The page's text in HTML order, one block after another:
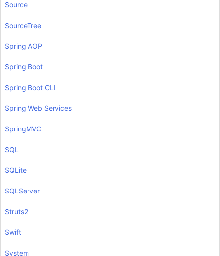
Source
SourceTree
Spring AOP
Spring Boot
Spring Boot CLI
Spring Web Services
SpringMVC
SQL
SQLite
SQLServer
Struts2
Swift
System